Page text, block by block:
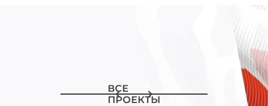
ВСЕ
ПРОЕКТЫ